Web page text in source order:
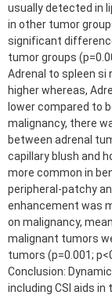
usually detected in
in other tumor
significant
tumor groups
Adrenal to spleen
higher whereas,
lower compared to
malignancy, there
between adrenal
capillary blush and
more common in
peripheral-patchy
enhancement was
on malignancy,
malignant tumors
tumors (p=0.001;
Conclusion:
including CSI aids